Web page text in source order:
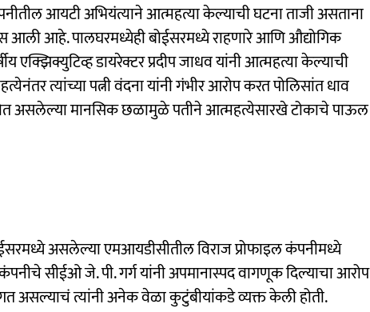
आयटी अभियंत्याने आत्महत्या केल्याची घटना ताजी असताना
आहे. पालघरमध्येही बोईसरमध्ये राहणारे आणि औद्योगिक
एक्झिक्युटिव्ह डायरेक्टर प्रदीप जाधव यांनी आत्महत्या केल्याची
त्यांच्या पत्नी वंदना यांनी गंभीर आरोप करत पोलिसांत धाव
असलेल्या मानसिक छळामुळे पतीने आत्महत्येसारखे टोकाचे पाऊल
असलेल्या एमआयडीसीतील विराज प्रोफाइल कंपनीमध्ये
सीईओ जे. पी. गर्ग यांनी अपमानास्पद वागणूक दिल्याचा आरोप
असल्याचं त्यांनी अनेक वेळा कुटुंबीयांकडे व्यक्त केली होती.